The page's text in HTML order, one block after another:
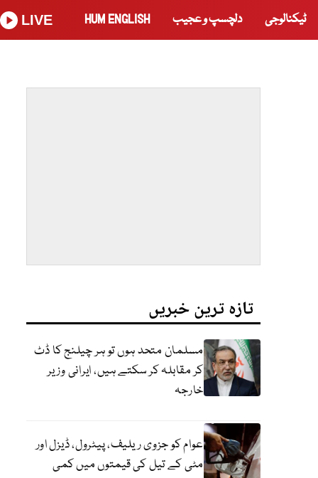
ٹیکنالوجی دلچسپ و عجیب HUM ENGLISH
LIVE
تازہ ترین خبریں
مسلمان متحد ہوں تو ہر چیلنج کا ڈٹ
کر مقابلہ کر سکتے ہیں، ایرانی وزیر
خارجہ
عوام کو جزوی ریلیف، پیٹرول، ڈیزل اور
مٹی کے تیل کی قیمتوں میں کمی